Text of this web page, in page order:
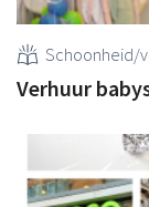
Schoonheid/
Verhuur